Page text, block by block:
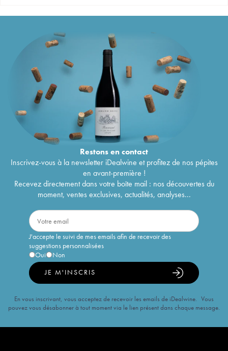
Restons encontact
Inscrivez-vous à la newsletter iDealwine et profitez de nos pépites
en avant-première !
Recevez directement dans votre boîte mail : nos découvertes du
moment, ventes exclusives, actualités, analyses...
J'accepte le suivi de mes emails afin de recevoir des
suggestions personnalisées
Oui
Non
JE M'INSCRIS
En vous inscrivant, vous acceptez de recevoir les emails de iDealwine. Vous
pouvez vous désabonner à tout moment via le lien présent dans chaque message.